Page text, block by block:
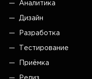
Аналитика
Дизайн
Разработка
Тестирование
Приёмка